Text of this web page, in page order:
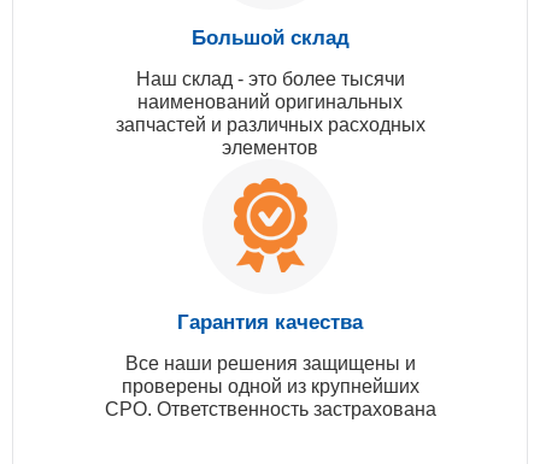
Большой склад
Наш склад - это более тысячи
наименований оригинальных
запчастей и различных расходных
элементов
Гарантия качества
Все наши решения защищены и
проверены одной из крупнейших
СРО. Ответственность застрахована